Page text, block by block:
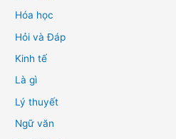
Hóa học
Hỏi và Đáp
Kinh tế
Là gì
Lý thuyết
Ngữ văn